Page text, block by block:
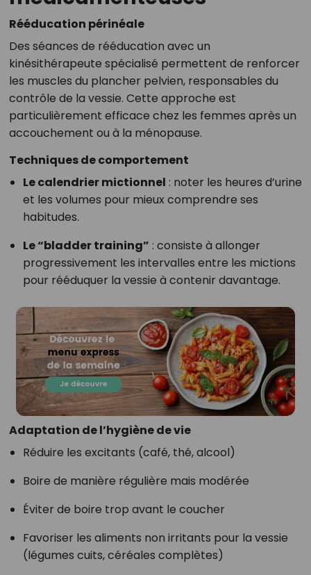
Rééducation périnéale
Des séances de rééducation avec un
kinésithérapeute spécialisé permettent de renforcer
les muscles du plancher pelvien, responsables du
contrôle de la vessie. Cette approche est
particulièrement efficace chez les femmes après un
accouchement ou à la ménopause.
Techniques de comportement
Le calendrier mictionnel : noter les heures d’urine
et les volumes pour mieux comprendre ses
habitudes.
Le “bladder training” : consiste à allonger
progressivement les intervalles entre les mictions
pour rééduquer la vessie à contenir davantage.
Adaptation de l’hygiène de vie
Réduire les excitants (café, thé, alcool)
Boire de manière régulière mais modérée
Éviter de boire trop avant le coucher
Favoriser les aliments non irritants pour la vessie
(légumes cuits, céréales complètes)